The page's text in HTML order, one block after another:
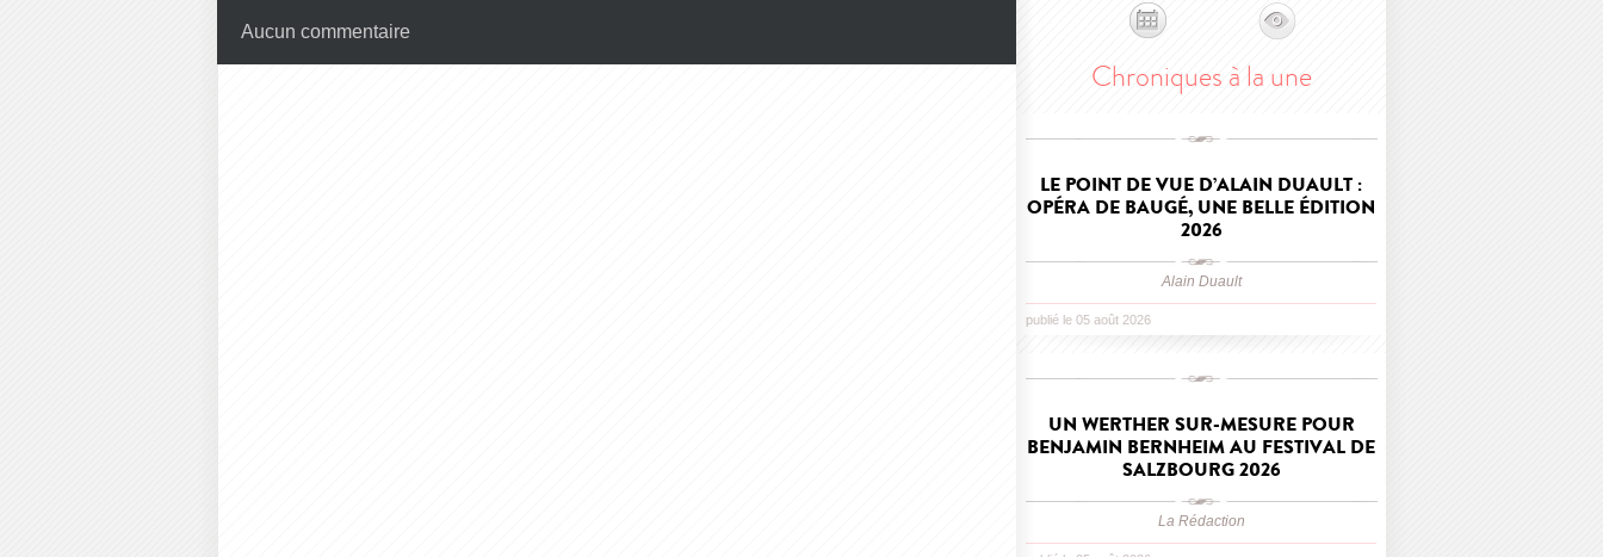
Aucun commentaire
Chroniques à la une
LE POINT DE VUE D’ALAIN DUAULT :
OPÉRA DE BAUGÉ, UNE BELLE ÉDITION
2026
Alain Duault
publié le 05 août 2026
UN WERTHER SUR-MESURE POUR
BENJAMIN BERNHEIM AU FESTIVAL DE
SALZBOURG 2026
La Rédaction